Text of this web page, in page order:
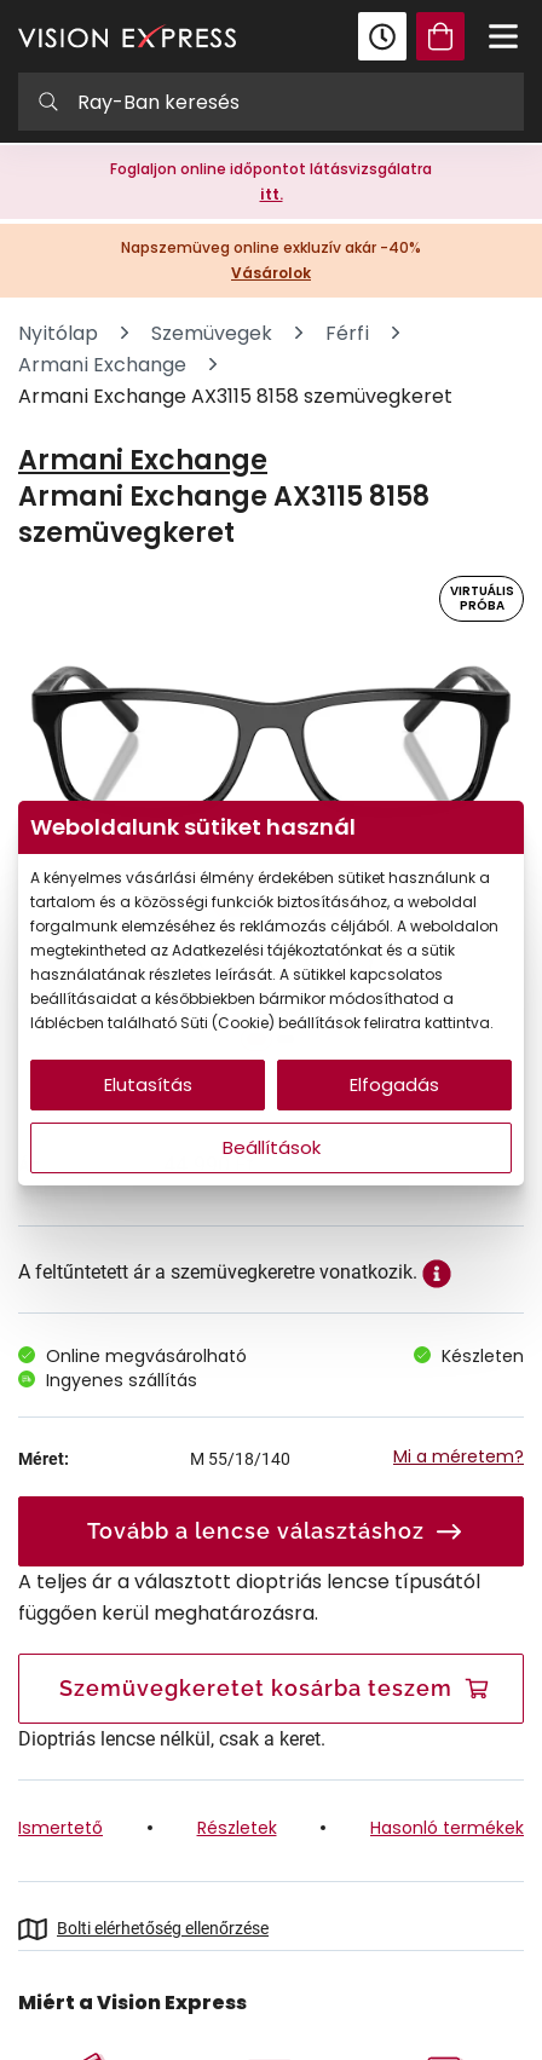
Foglaljon online időpontot látásvizsgálatra
itt.
Napszemüveg online exkluzív akár -40%
Vásárolok
Nyitólap Szemüvegek
Férfi
Armani Exchange
Armani Exchange AX3115 8158 szemüvegkeret
Armani Exchange
Armani Exchange AX3115 8158
szemüvegkeret
VIRTUÁLIS
PRÓBA
Virtuális próba
A feltűntetett ár a szemüvegkeretre vonatkozik.
Online megvásárolható
Készleten
Ingyenes szállítás
Méret: M 55/18/140 Mi a méretem?
Tovább a lencse választáshoz
A teljes ár a választott dioptriás lencse típusától
függően kerül meghatározásra.
Szemüvegkeretet kosárba teszem
Dioptriás lencse nélkül, csak a keret.
Ismertető Részletek Hasonló termékek
Bolti elérhetőség ellenőrzése
Miért a Vision Express
Weboldalunk sütiket használ
A kényelmes vásárlási élmény érdekében sütiket használunk a
tartalom és a közösségi funkciók biztosításához, a weboldal
forgalmunk elemzéséhez és reklámozás céljából. A weboldalon
megtekintheted az Adatkezelési tájékoztatónkat és a sütik
használatának részletes leírását. A sütikkel kapcsolatos
beállításaidat a későbbiekben bármikor módosíthatod a
láblécben található Süti (Cookie) beállítások feliratra kattintva.
Beállítások
Elutasítás Elfogadás